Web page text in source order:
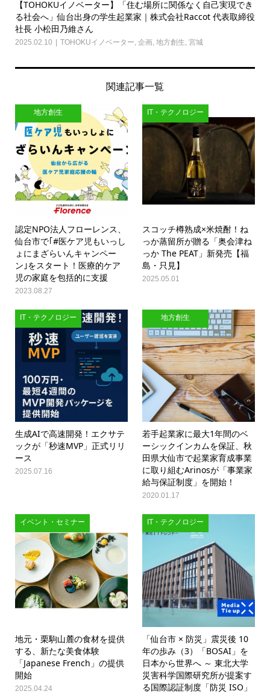
【TOHOKUイノベーター】「住む場所に関係なく自己実現でき
る社会へ」仙台出身の学生起業家｜株式会社Raccot 代表取締役
社長 小松田乃維さん
2025.02.10 TOHOKUイノベーター, 企画, 地方創生, 宮城
関連記事一覧
地方創生
認定NPO法人フローレンス、
仙台市で｢#医ケア児もいっし
ょにまざらいんキャンペー
ン｣をスタート！医療的ケア
児の家庭を包括的に支援
2023.08.27
IT・テクノロジー
スコッチ樽熟成×米焼酎！ね
っか蒸留所が贈る「奥会津ね
っか The PEAT」新発売【福
島・只見】
2025.05.01
IT・テクノロジー
生成AIで高速開発！エクサテ
ックが「秒速MVP」正式リリ
ース
2025.07.16
地方創生
若手起業家に最大1年間のベ
ーシックインカムを保証、秋
田県大仙市で起業家育成事業
に取り組むArinosが「事業家
給与保証制度」を開始！
2020.01.17
イベント・セミナー
地元・栗駒山麓の食材を提供
する、新たな美食体験
「Japanese French」の提供
開始
2025.04.24
IT・テクノロジー
「仙台市 × 防災」震災後 10
年の歩み（3）「BOSAI」を
日本から世界へ ～ 東北大学
災害科学国際研究所が提案す
る国際認証制度「防災 ISO」